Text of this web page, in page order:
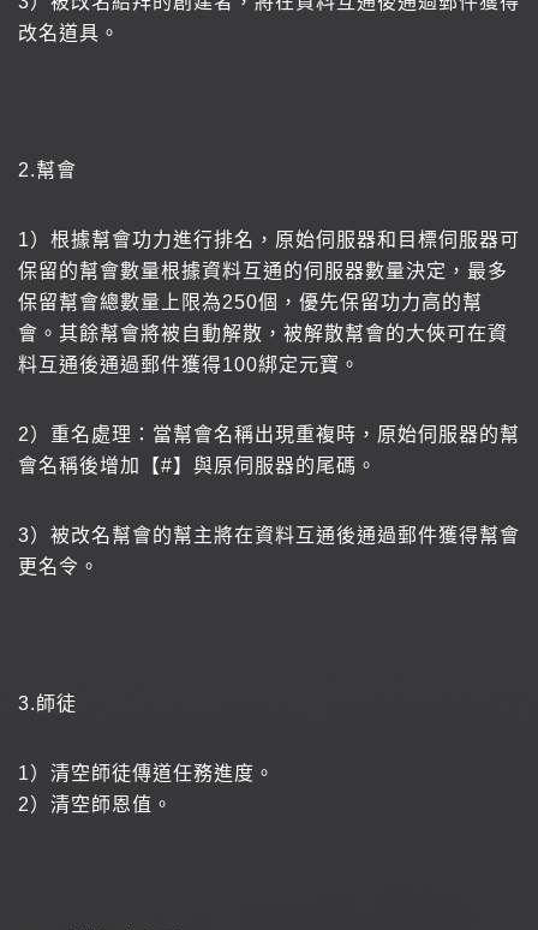
改名道具。
2.幫會
1）根據幫會功力進行排名，原始伺服器和目標伺服器可
保留的幫會數量根據資料互通的伺服器數量決定，最多
保留幫會總數量上限為250個，優先保留功力高的幫
會。其餘幫會將被自動解散，被解散幫會的大俠可在資
料互通後通過郵件獲得100綁定元寶。
2）重名處理：當幫會名稱出現重複時，原始伺服器的幫
會名稱後增加【#】與原伺服器的尾碼。
3）被改名幫會的幫主將在資料互通後通過郵件獲得幫會
更名令。
3.師徒
1）清空師徒傳道任務進度。
2）清空師恩值。